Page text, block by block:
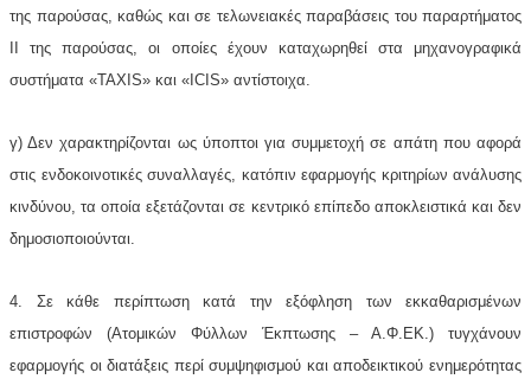
της παρούσας, καθώς και σε τελωνειακές παραβάσεις του παραρτήματος
ΙΙ της παρούσας, οι οποίες έχουν καταχωρηθεί στα μηχανογραφικά
συστήματα «TAXIS» και «ICIS» αντίστοιχα.
γ) Δεν χαρακτηρίζονται ως ύποπτοι για συμμετοχή σε απάτη που αφορά
στις ενδοκοινοτικές συναλλαγές, κατόπιν εφαρμογής κριτηρίων ανάλυσης
κινδύνου, τα οποία εξετάζονται σε κεντρικό επίπεδο αποκλειστικά και δεν
δημοσιοποιούνται.
4. Σε κάθε περίπτωση κατά την εξόφληση των εκκαθαρισμένων
επιστροφών (Ατομικών Φύλλων Έκπτωσης – Α.Φ.ΕΚ.) τυγχάνουν
εφαρμογής οι διατάξεις περί συμψηφισμού και αποδεικτικού ενημερότητας